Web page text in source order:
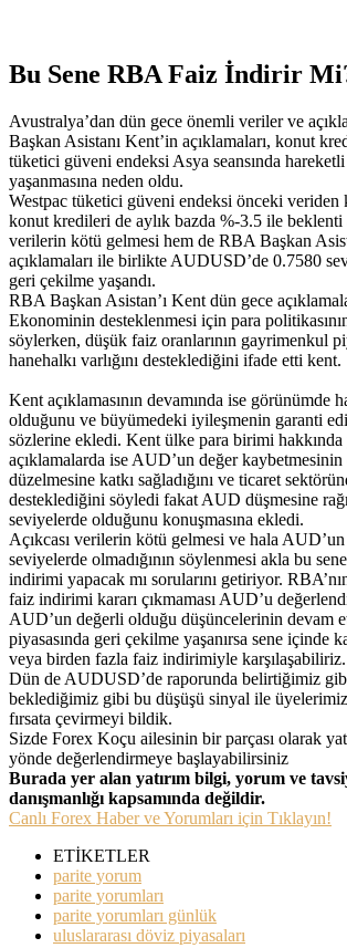
Bu Sene RBA Faiz İndirir
Avustralya’dan dün gece önemli veriler ve
Başkan Asistanı Kent’in açıklamaları, konut
tüketici güveni endeksi Asya seansında hareketli
yaşanmasına neden oldu.
Westpac tüketici güveni endeksi önceki
konut kredileri de aylık bazda %-3.5 ile beklenti
verilerin kötü gelmesi hem de RBA Başkan
açıklamaları ile birlikte AUDUSD’de 0.7580
geri çekilme yaşandı.
RBA Başkan Asistan’ı Kent dün gece
Ekonominin desteklenmesi için para
söylerken, düşük faiz oranlarının gayrimenkul
hanehalkı varlığını desteklediğini ifade etti kent.
Kent açıklamasının devamında ise görünümde
olduğunu ve büyümedeki iyileşmenin garanti
sözlerine ekledi. Kent ülke para birimi hakkında
açıklamalarda ise AUD’un değer
düzelmesine katkı sağladığını ve ticaret
desteklediğini söyledi fakat AUD düşmesine
seviyelerde olduğunu konuşmasına ekledi.
Açıkcası verilerin kötü gelmesi ve hala
seviyelerde olmadığının söylenmesi akla bu
indirimi yapacak mı sorularını getiriyor.
faiz indirimi kararı çıkmaması AUD’u
AUD’un değerli olduğu düşüncelerinin devam
piyasasında geri çekilme yaşanırsa sene içinde
veya birden fazla faiz indirimiyle karşılaşabiliriz.
Dün de AUDUSD’de raporunda belirtiğimiz gibi
beklediğimiz gibi bu düşüşü sinyal ile
fırsata çevirmeyi bildik.
Sizde Forex Koçu ailesinin bir parçası olarak
yönde değerlendirmeye başlayabilirsiniz
Burada yer alan yatırım bilgi, yorum ve
danışmanlığı kapsamında değildir.
Canlı Forex Haber ve Yorumları için Tıklayın!
ETİKETLER
parite yorum
parite yorumları
parite yorumları günlük
uluslararası döviz piyasaları